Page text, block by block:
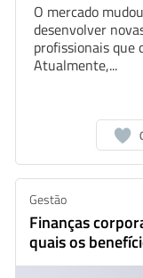
O mercado
desenvolver
profissionais que
Atualmente,...
Gestão
Finanças
quais os